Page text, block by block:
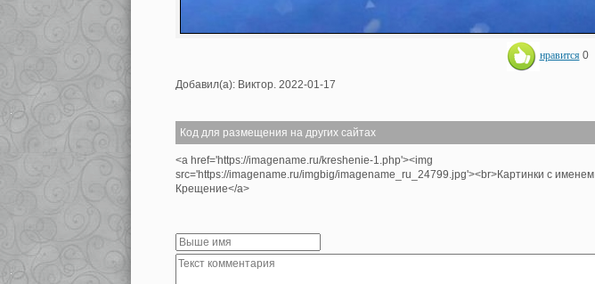
нравится 0
Добавил(а): Виктор. 2022-01-17
Код для размещения на других сайтах
<a href='https://imagename.ru/kreshenie-1.php'><img
src='https://imagename.ru/imgbig/imagename_ru_24799.jpg'><br>Картинки с именем
Крещение</a>